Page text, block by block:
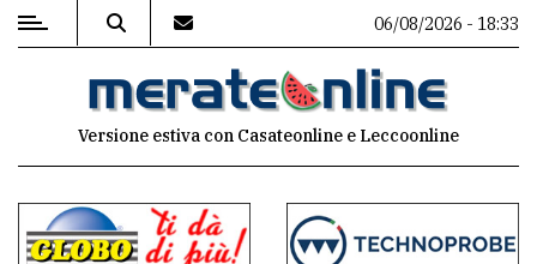
MENU
commenti
06/08/2026 - 18:33
Versione estiva con Casateonline e Leccoonline